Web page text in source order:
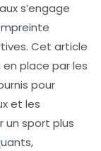
s’engage
Cet article
place par les
pour
et les
un sport plus